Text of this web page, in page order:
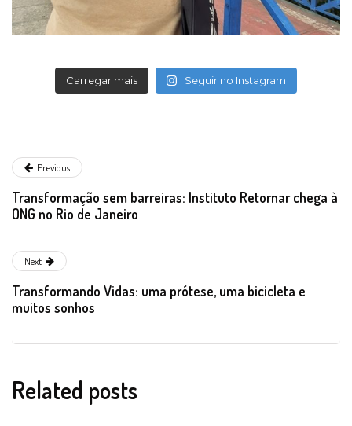
Carregar mais Seguir no Instagram
Previous
Transformação sem barreiras: Instituto Retornar chega à
ONG no Rio de Janeiro
Next
Transformando Vidas: uma prótese, uma bicicleta e
muitos sonhos
Related posts